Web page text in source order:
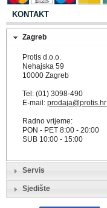
KONTAKT
Zagreb
Protis d.o.o.
Nehajska 59
10000 Zagreb
Tel: (01) 3098-490
E-mail:prodaja@protis.hr
Radno vrijeme:
PON - PET 8:00 - 20:00
SUB 10:00 - 15:00
Servis
Sjedište